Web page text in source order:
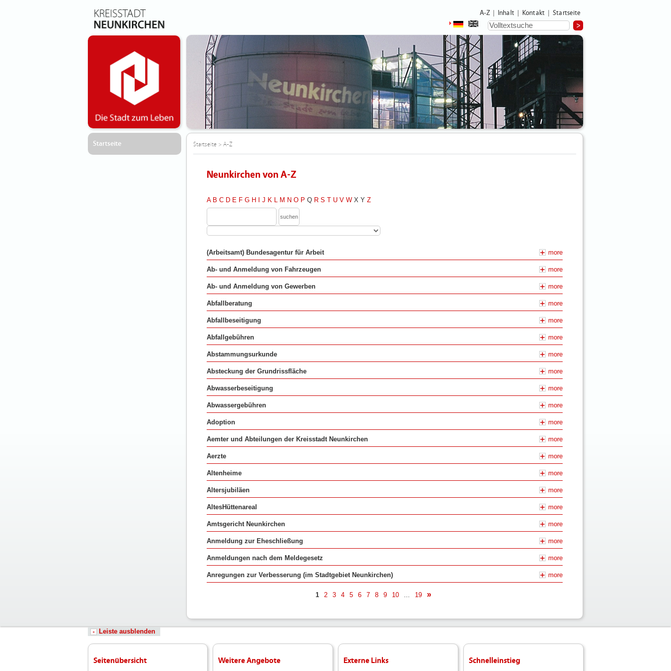
A-Z Inhalt Kontakt Startseite
Startseite Startseite> A-Z
Neunkirchen von A-Z
A B C D E F G H J K L M N O P Q R S T U V W X Y Z
(Arbeitsamt) Bundesagentur für Arbeit more
Ab- und Anmeldung von Fahrzeugen more
Ab- und Anmeldung von Gewerben more
Abfallberatung more
Abfallbeseitigung more
Abfallgebühren more
Abstammungsurkunde more
Absteckung der Grundrissfläche more
Abwasserbeseitigung more
Abwassergebühren more
Adoption more
Aemter und Abteilungen der Kreisstadt Neunkirchen more
Aerzte more
Altenheime more
Altersjubiläen more
AltesHüttenareal more
Amtsgericht Neunkirchen more
Anmeldung zur Eheschließung more
Anmeldungen nach dem Meldegesetz more
Anregungen zur Verbesserung (im Stadtgebiet Neunkirchen) more
1 2 3 4 5 6 7 8 9 10 ... 19 nächste
Leiste ausblenden
Seitenübersicht Weitere Angebote Externe Links Schnelleinstieg